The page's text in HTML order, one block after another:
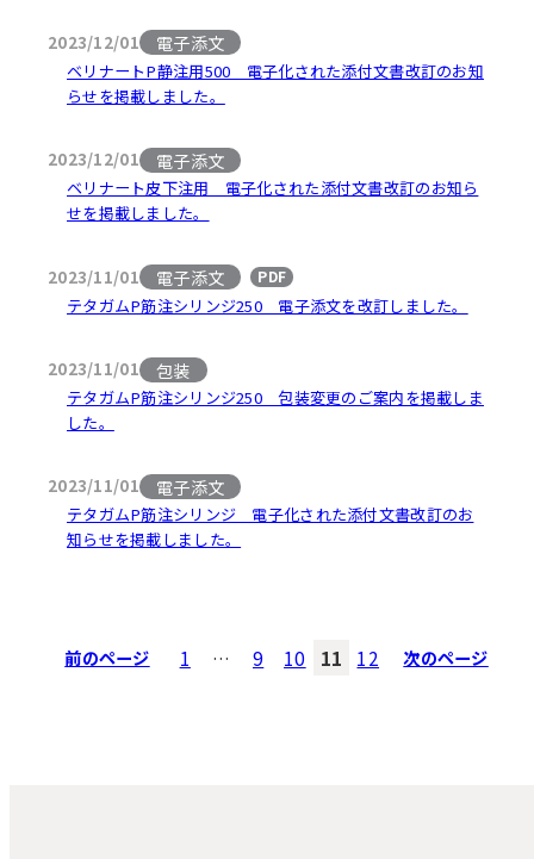
2023/12/01 電子添文
ベリナートP静注用500 電子化された添付文書改訂のお知
らせを掲載しました。
2023/12/01 電子添文
ベリナート皮下注用 電子化された添付文書改訂のお知ら
せを掲載しました。
2023/11/01 電子添文 PDF
テタガムP筋注シリンジ250 電子添文を改訂しました。
2023/11/01 包装
テタガムP筋注シリンジ250 包装変更のご案内を掲載しま
した。
2023/11/01 電子添文
テタガムP筋注シリンジ 電子化された添付文書改訂のお
知らせを掲載しました。
前のページ 1 … 9 10 11 12 次のページ